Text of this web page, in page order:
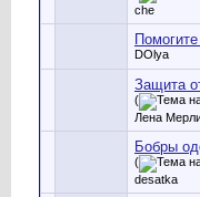
che
DOlya
Защита
(
Лена
Бобры
(
desatka